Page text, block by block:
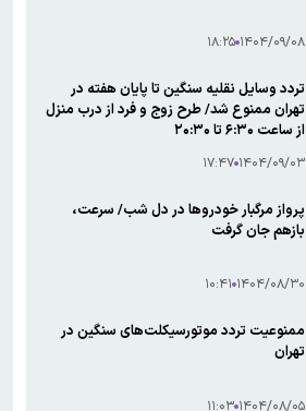
۱۴۰۴/۰۹/۰۸ ۱۸:۲۵
تردد وسایل نقلیه سنگین تا پایان هفته در
تهران ممنوع شد/ طرح زوج و فرد از درب منزل
از ساعت ۶:۳۰ تا ۲۰:۳۰
۱۴۰۴/۰۹/۰۳ ۱۷:۴۷
پرواز مرگبار خودروها در دل شب/ سرعت،
بازهم جان گرفت
۱۴۰۴/۰۸/۳۰ ۱۰:۴۱
ممنوعیت تردد موتورسیکلت‌های سنگین در
تهران
۱۴۰۴/۰۸/۰۵ ۱۱:۰۳